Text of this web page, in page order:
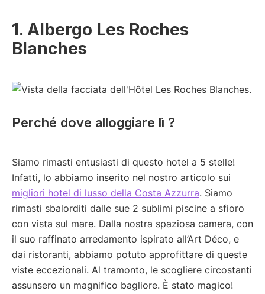
1. Albergo Les Roches
Blanches
Perché dove alloggiare lì ?
Siamo rimasti entusiasti di questo hotel a 5 stelle!
Infatti, lo abbiamo inserito nel nostro articolo sui
migliori hotel di lusso della Costa Azzurra. Siamo
rimasti sbalorditi dalle sue 2 sublimi piscine a sfioro
con vista sul mare. Dalla nostra spaziosa camera, con
il suo raffinato arredamento ispirato all’Art Déco, e
dai ristoranti, abbiamo potuto approfittare di queste
viste eccezionali. Al tramonto, le scogliere circostanti
assunsero un magnifico bagliore. È stato magico!